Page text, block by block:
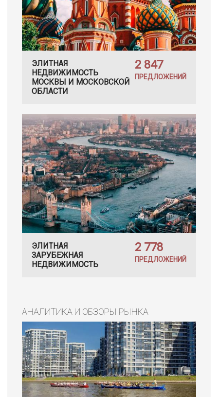
ЭЛИТНАЯ
НЕДВИЖИМОСТЬ
МОСКВЫ И МОСКОВСКОЙ
ОБЛАСТИ
2 847
ПРЕДЛОЖЕНИЙ
ЭЛИТНАЯ
ЗАРУБЕЖНАЯ
НЕДВИЖИМОСТЬ
2 778
ПРЕДЛОЖЕНИЙ
АНАЛИТИКА И ОБЗОРЫ РЫНКА